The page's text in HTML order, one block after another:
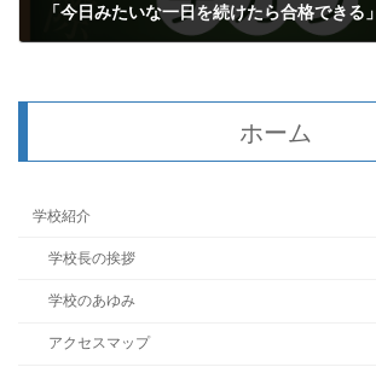
ホーム
学校紹介
学校長の挨拶
学校のあゆみ
アクセスマップ